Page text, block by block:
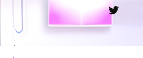
Twitter